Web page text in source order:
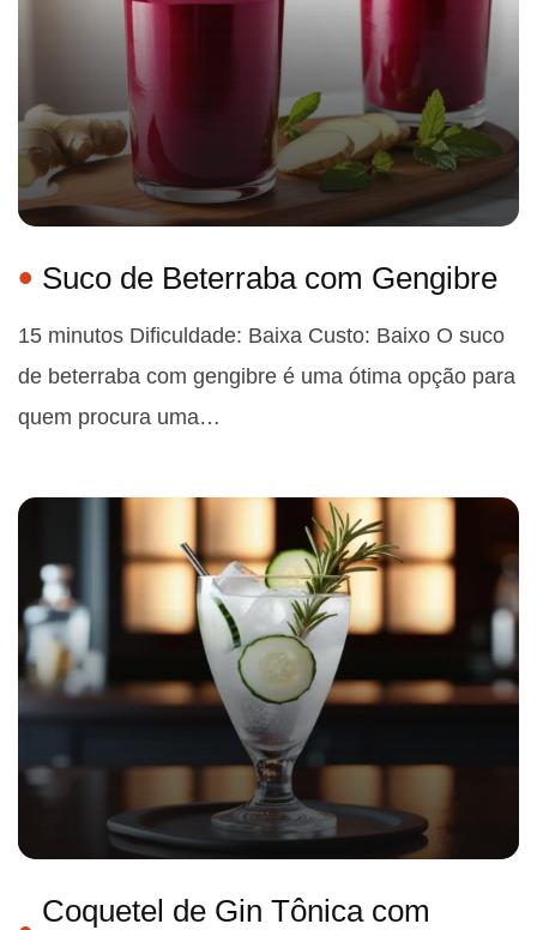
Suco de Beterraba com Gengibre
15 minutos Dificuldade: Baixa Custo: Baixo O suco
de beterraba com gengibre é uma ótima opção para
quem procura uma…
Coquetel de Gin Tônica com